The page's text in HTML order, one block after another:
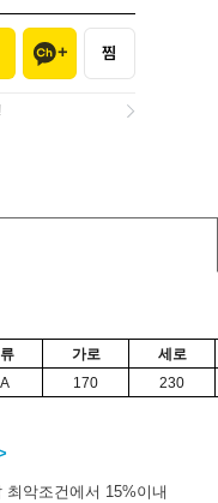
가로
세로
170 230
악조건에서 15%이내